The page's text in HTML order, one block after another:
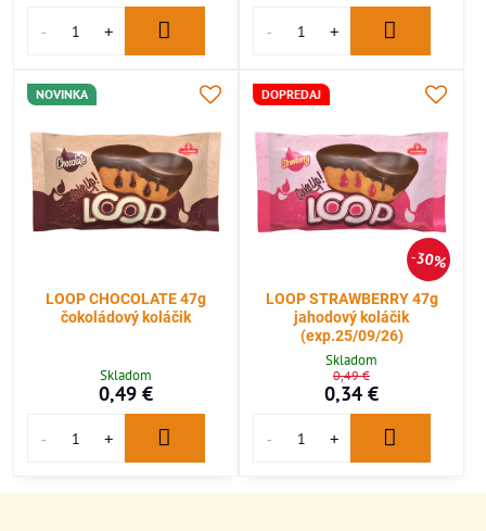
NOVINKA
LOOP CHOCOLATE 47g
čokoládový koláčik
Skladom
0,49 €
30%
DOPREDAJ
LOOP STRAWBERRY 47g
jahodový koláčik
(exp.25/09/26)
Skladom
0,34 €
0,49 €